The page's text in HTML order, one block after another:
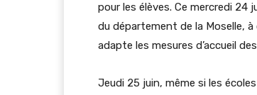
pour les élèves. Ce mercredi 24
du département de la Moselle,
adapte les mesures d’accueil
Jeudi 25 juin, même si les